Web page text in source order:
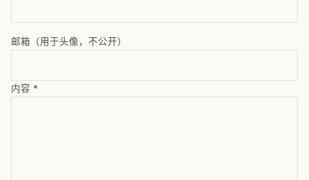
邮箱（用于头像，不公开）
内容 *